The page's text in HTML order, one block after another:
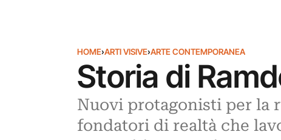
HOME›ARTI VISIVE›ARTE CONTEMPORANEA
Storia di
Nuovi protagonisti per la
fondatori di realtà che